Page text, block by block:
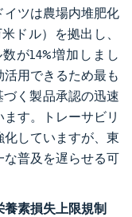
ツは農場内堆肥化
ドル）を拠出し、
が14%増加しまし
用できるため最も
く製品承認の迅速
す。トレーサビリ
していますが、東
な普及を遅らせる可
素損失上限規制